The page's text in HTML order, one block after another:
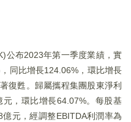
公布2023年第一季度業績，實
同比增長124.06%，環比增長
復甦。歸屬攜程集團股東淨利
，環比增長64.07%。每股基
元，經調整EBITDA利潤率為